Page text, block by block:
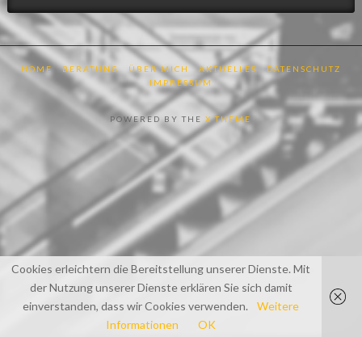
HOME BERATUNG ÜBER MICH AKTUELLES
DATENSCHUTZ
IMPRESSUM
POWERED BY THEX THEME
Cookies erleichtern die Bereitstellung unserer Dienste. Mit
der Nutzung unserer Dienste erklären Sie sich damit
einverstanden, dass wir Cookies verwenden.
Weitere
Informationen
OK